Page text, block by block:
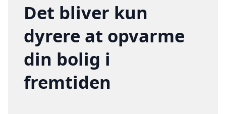
Det bliver kun
dyrere at opvarme
din bolig i
fremtiden